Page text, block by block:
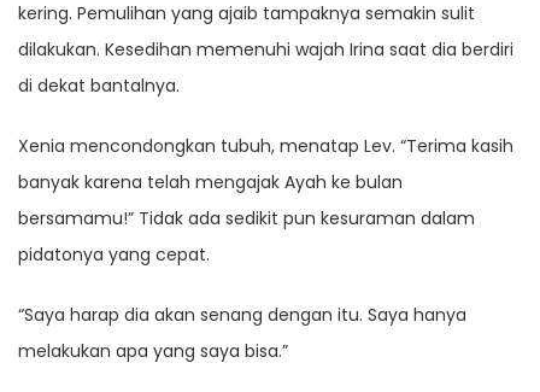
kering. Pemulihan yang ajaib tampaknya semakin sulit
dilakukan. Kesedihan memenuhi wajah Irina saat dia berdiri
di dekat bantalnya.
Xenia mencondongkan tubuh, menatap Lev. “Terima kasih
banyak karena telah mengajak Ayah ke bulan
bersamamu!” Tidak ada sedikit pun kesuraman dalam
pidatonya yang cepat.
“Saya harap dia akan senang dengan itu. Saya hanya
melakukan apa yang saya bisa.”